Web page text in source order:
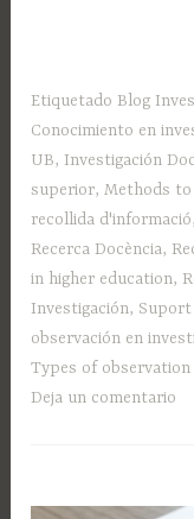
Etiquetado Blog
Conocimiento en
UB, Investigación
superior,Methods
recollida d'informació
Recerca Docència,
in higher education,
Investigación, Suport
observación en
Types of observation
Deja un comentario